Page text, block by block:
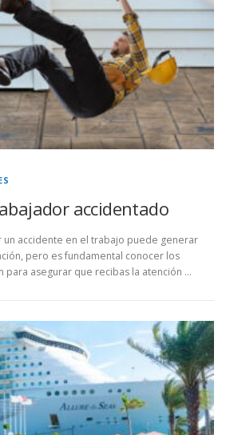
accidentado
un accidente en el trabajo puede generar
pero es fundamental conocer los
asegurar que recibas la atención …